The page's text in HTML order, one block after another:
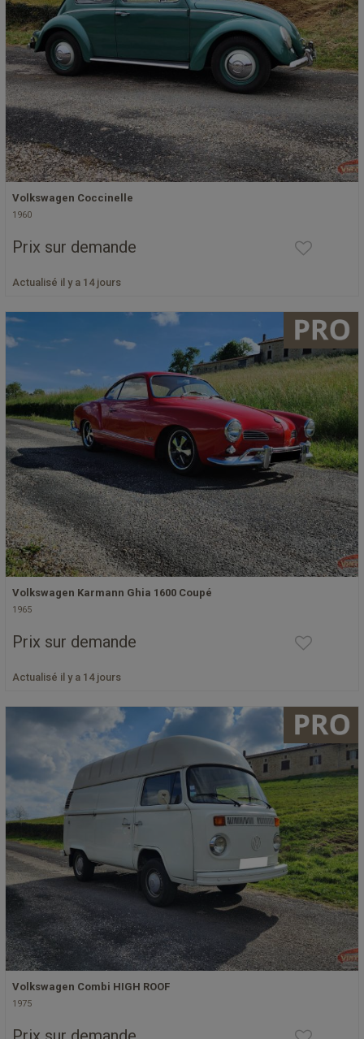
Volkswagen Coccinelle
1960
Prix sur demande
Actualisé il y a 14 jours
Volkswagen Karmann Ghia 1600 Coupé
1965
Prix sur demande
Actualisé il y a 14 jours
Volkswagen Combi HIGH ROOF
1975